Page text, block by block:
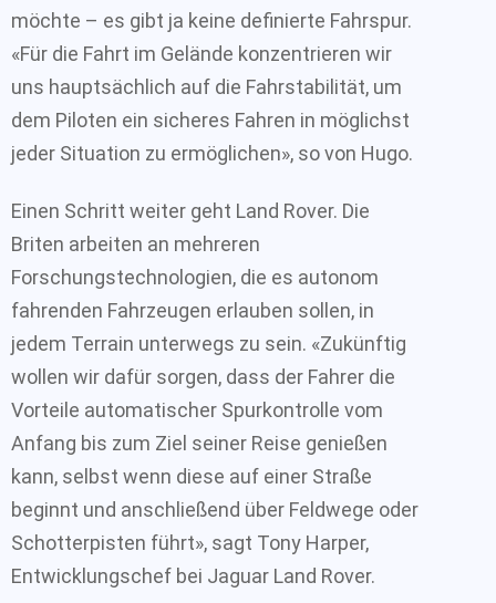
möchte – es gibt ja keine definierte Fahrspur.
«Für die Fahrt im Gelände konzentrieren wir
uns hauptsächlich auf die Fahrstabilität, um
dem Piloten ein sicheres Fahren in möglichst
jeder Situation zu ermöglichen», so von Hugo.
Einen Schritt weiter geht Land Rover. Die
Briten arbeiten an mehreren
Forschungstechnologien, die es autonom
fahrenden Fahrzeugen erlauben sollen, in
jedem Terrain unterwegs zu sein. «Zukünftig
wollen wir dafür sorgen, dass der Fahrer die
Vorteile automatischer Spurkontrolle vom
Anfang bis zum Ziel seiner Reise genießen
kann, selbst wenn diese auf einer Straße
beginnt und anschließend über Feldwege oder
Schotterpisten führt», sagt Tony Harper,
Entwicklungschef bei Jaguar Land Rover.